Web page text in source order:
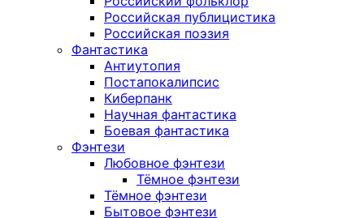
Российская публицистика
Российская поэзия
Фантастика
Антиутопия
Постапокалипсис
Киберпанк
Научная фантастика
Боевая фантастика
Фэнтези
Любовное фэнтези
Тёмное фэнтези
Тёмное фэнтези
Бытовое фэнтези